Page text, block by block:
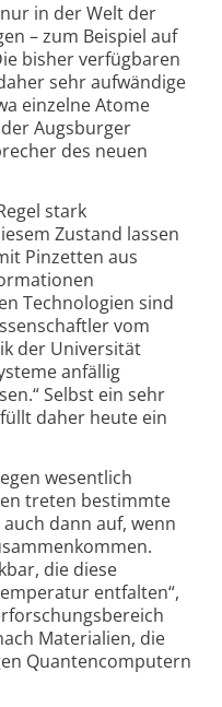
in der Welt der
– zum Beispiel auf
bisher verfügbaren
sehr aufwändige
einzelne Atome
Augsburger
des neuen
stark
Zustand lassen
Pinzetten aus
Technologien sind
vom
der Universität
anfällig
Selbst ein sehr
daher heute ein
wesentlich
treten bestimmte
dann auf, wenn
die diese
entfalten“,
Materialien, die
Quanten­computern